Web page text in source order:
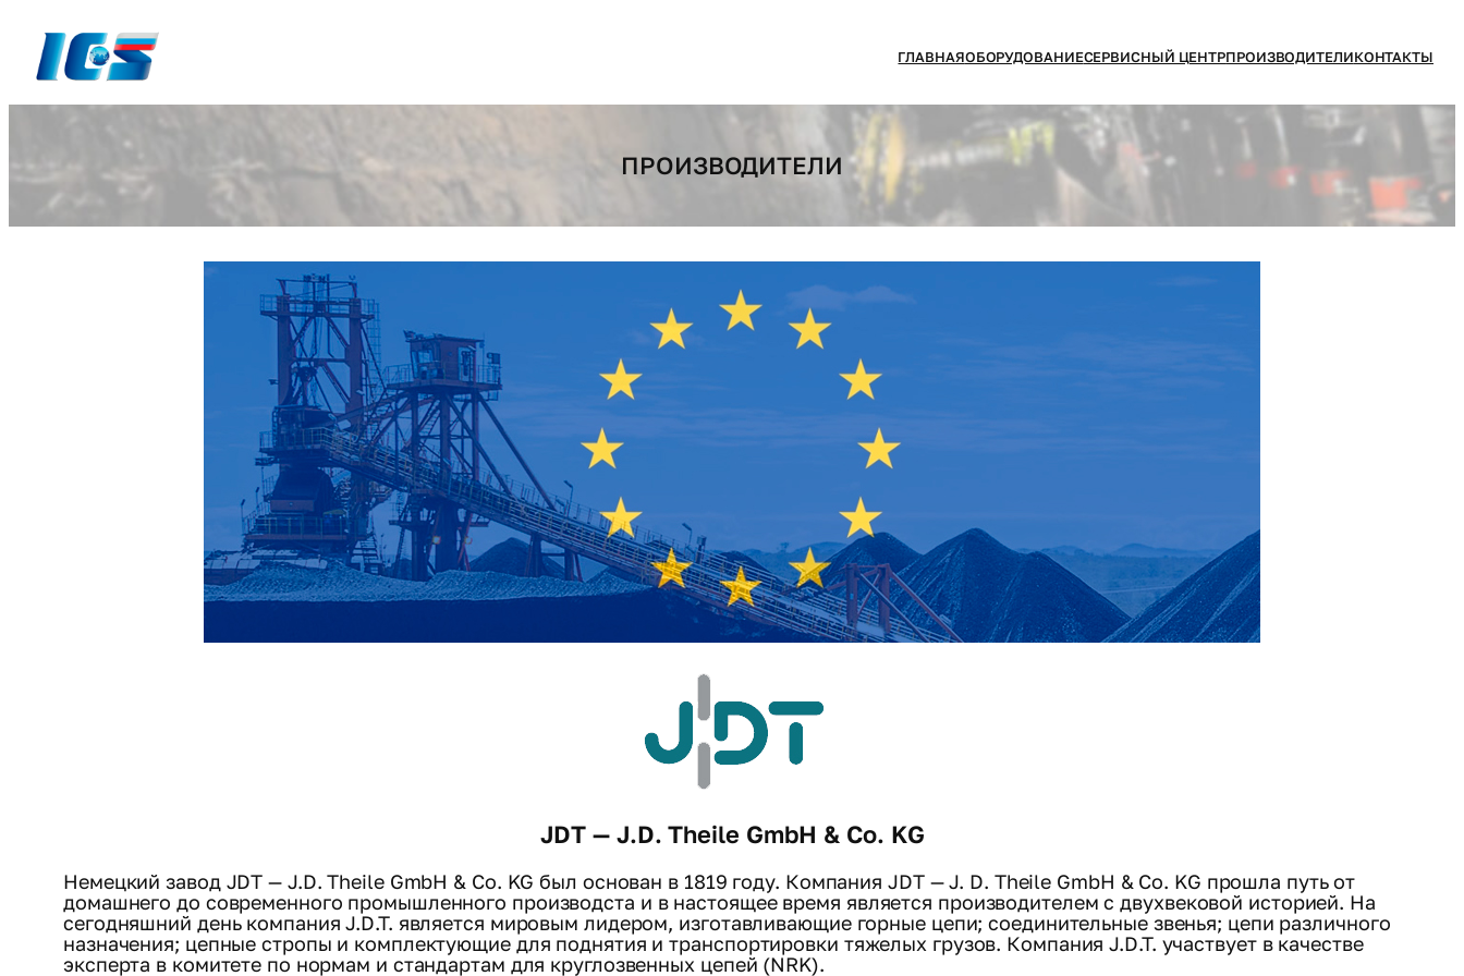
ГЛАВНАЯОБОРУДОВАНИЕСЕРВИСНЫЙ ЦЕНТРПРОИЗВОДИТЕЛИКОНТАКТЫ
ПРОИЗВОДИТЕЛИ
JDT — J.D. Theile GmbH & Co. KG
Немецкий завод JDT — J.D. Theile GmbH & Co. KG был основан в 1819 году. Компания JDT — J. D. Theile GmbH & Co. KG прошла путь от
домашнего до современного промышленного производста и в настоящее время является производителем с двухвековой историей. На
сегодняшний день компания J.D.T. является мировым лидером, изготавливающие горные цепи; соединительные звенья; цепи различного
назначения; цепные стропы и комплектующие для поднятия и транспортировки тяжелых грузов. Компания J.D.T. участвует в качестве
эксперта в комитете по нормам и стандартам для круглозвенных цепей (NRK).